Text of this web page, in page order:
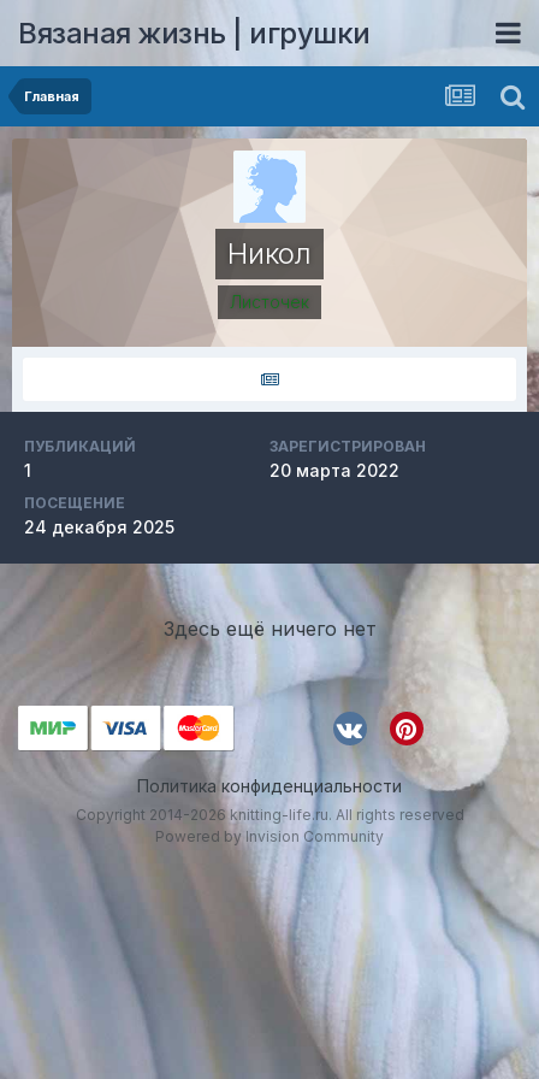
Вязаная жизнь | игрушки
Главная
Никол
Листочек
ПУБЛИКАЦИЙ
1
ЗАРЕГИСТРИРОВАН
20 марта 2022
ПОСЕЩЕНИЕ
24 декабря 2025
Здесь ещё ничего нет
Политика конфиденциальности
Copyright 2014-2026 knitting-life.ru. All rights reserved
Powered by Invision Community